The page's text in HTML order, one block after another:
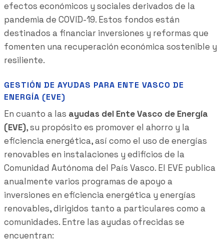
efectos económicos y sociales derivados de la
pandemia de COVID-19. Estos fondos están
destinados a financiar inversiones y reformas que
fomenten una recuperación económica sostenible y
resiliente.
GESTIÓN DE AYUDAS PARA ENTE VASCO DE
ENERGÍA (EVE)
En cuanto a las ayudas del Ente Vasco de Energía
(EVE), su propósito es promover el ahorro y la
eficiencia energética, así como el uso de energías
renovables en instalaciones y edificios de la
Comunidad Autónoma del País Vasco. El EVE publica
anualmente varios programas de apoyo a
inversiones en eficiencia energética y energías
renovables, dirigidos tanto a particulares como a
comunidades. Entre las ayudas ofrecidas se
encuentran: